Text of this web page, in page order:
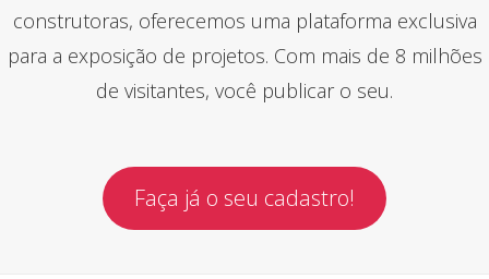
construtoras, oferecemos uma plataforma exclusiva
para a exposição de projetos. Com mais de 8 milhões
de visitantes, você publicar o seu.
Faça já o seu cadastro!